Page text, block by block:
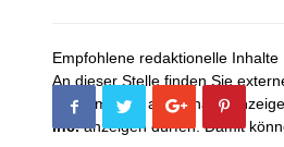
Empfohlene redaktionelle Inhalte
An dieser Stelle finden Sie
Mit dem Klick auf "Inhalte
Inc.anzeigen dürfen. Damit